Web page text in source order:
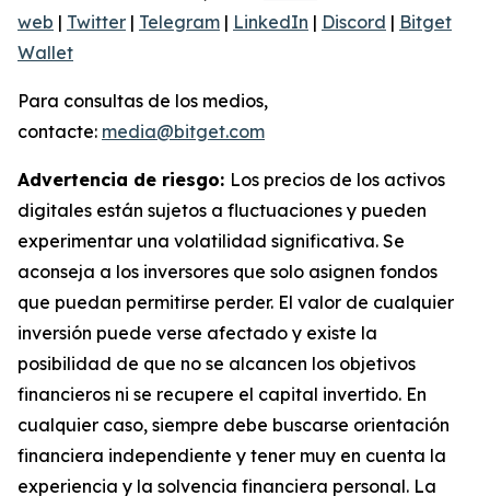
web | Twitter | Telegram | LinkedIn | Discord | Bitget
Wallet
Para consultas de los medios,
contacte: media@bitget.com
Advertencia de riesgo: Los precios de los activos
digitales están sujetos a fluctuaciones y pueden
experimentar una volatilidad significativa. Se
aconseja a los inversores que solo asignen fondos
que puedan permitirse perder. El valor de cualquier
inversión puede verse afectado y existe la
posibilidad de que no se alcancen los objetivos
financieros ni se recupere el capital invertido. En
cualquier caso, siempre debe buscarse orientación
financiera independiente y tener muy en cuenta la
experiencia y la solvencia financiera personal. La